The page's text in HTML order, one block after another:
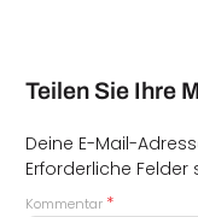
Teilen Sie Ihre
Deine E-Mail-
Erforderliche Felder
Kommentar *